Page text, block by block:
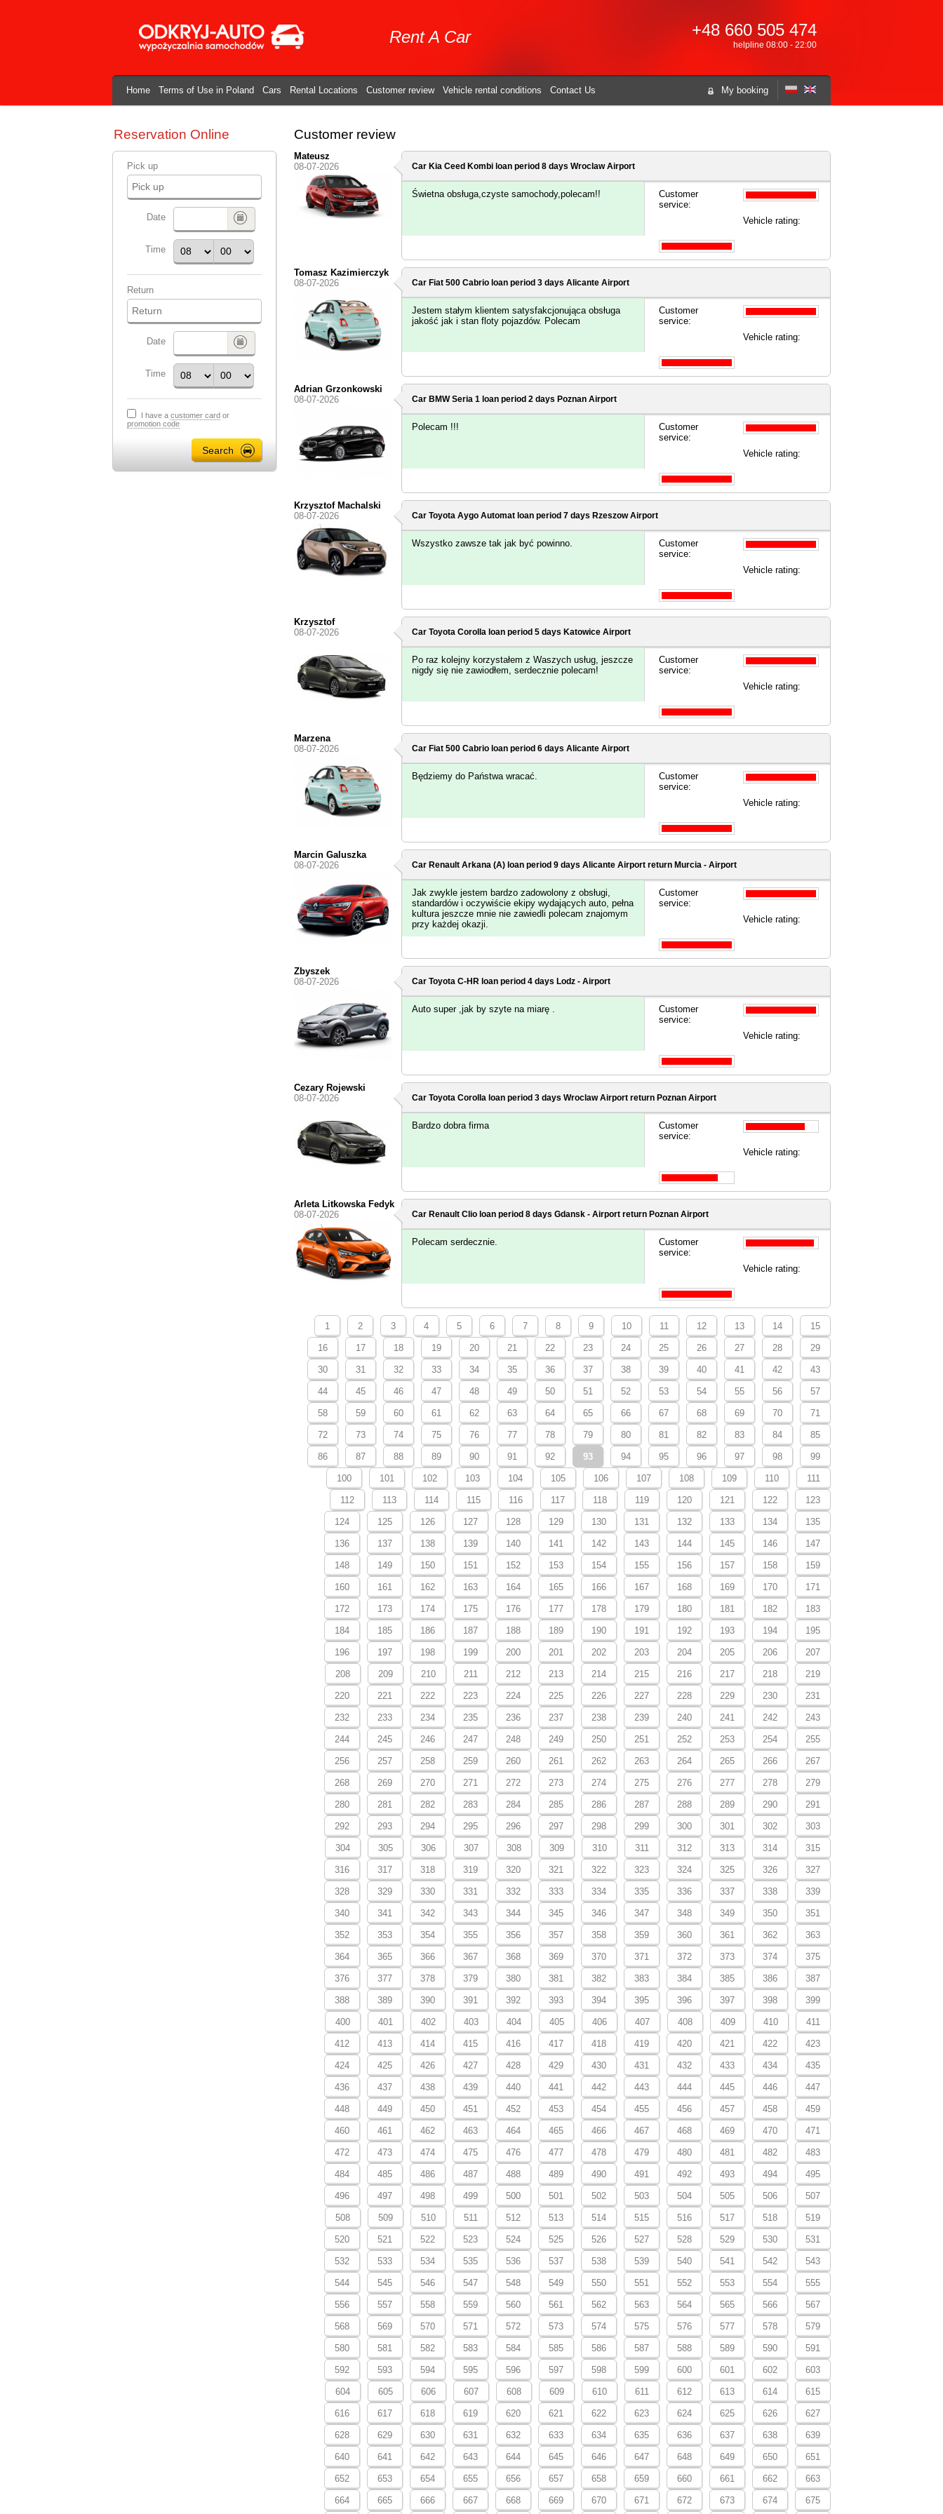
Rent A Car +48 660 505 474
helpline 08:00 - 22:00
My booking
Home Terms of Use in Poland Cars Rental Locations Customer review Vehicle rental conditions Contact Us
Reservation Online
Pick up
Date
Time
Return
Date
Time
I have a customer card or
promotion code
Customer review
Mateusz
08-07-2026
Car Kia Ceed Kombi loan period 8 days Wroclaw Airport
Świetna obsługa,czyste samochody,polecam!!
Customer
service:
Vehicle rating:
Tomasz Kazimierczyk
08-07-2026
Car Fiat 500 Cabrio loan period 3 days Alicante Airport
Jestem stałym klientem satysfakcjonująca obsługa
jakość jak i stan floty pojazdów. Polecam
Customer
service:
Vehicle rating:
Adrian Grzonkowski
08-07-2026
Car BMW Seria 1 loan period 2 days Poznan Airport
Polecam !!!
Customer
service:
Vehicle rating:
Krzysztof Machalski
08-07-2026
Car Toyota Aygo Automat loan period 7 days Rzeszow Airport
Wszystko zawsze tak jak być powinno.
Customer
service:
Vehicle rating:
Krzysztof
08-07-2026
Car Toyota Corolla loan period 5 days Katowice Airport
Po raz kolejny korzystałem z Waszych usług, jeszcze
nigdy się nie zawiodłem, serdecznie polecam!
Customer
service:
Vehicle rating:
Marzena
08-07-2026
Car Fiat 500 Cabrio loan period 6 days Alicante Airport
Będziemy do Państwa wracać.
Customer
service:
Vehicle rating:
Marcin Galuszka
08-07-2026
Car Renault Arkana (A) loan period 9 days Alicante Airport return Murcia - Airport
Jak zwykle jestem bardzo zadowolony z obsługi,
standardów i oczywiście ekipy wydających auto, pełna
kultura jeszcze mnie nie zawiedli polecam znajomym
przy każdej okazji.
Customer
service:
Vehicle rating:
Zbyszek
08-07-2026
Car Toyota C-HR loan period 4 days Lodz - Airport
Auto super ,jak by szyte na miarę .
Customer
service:
Vehicle rating:
Cezary Rojewski
08-07-2026
Car Toyota Corolla loan period 3 days Wroclaw Airport return Poznan Airport
Bardzo dobra firma
Customer
service:
Vehicle rating:
Arleta Litkowska Fedyk
08-07-2026
Car Renault Clio loan period 8 days Gdansk - Airport return Poznan Airport
Polecam serdecznie.
Customer
service:
Vehicle rating:
1 2 3 4 5 6 7 8 9 10 11 12 13 14 15
16 17 18 19 20 21 22 23 24 25 26 27 28 29
30 31 32 33 34 35 36 37 38 39 40 41 42 43
44 45 46 47 48 49 50 51 52 53 54 55 56 57
58 59 60 61 62 63 64 65 66 67 68 69 70 71
72 73 74 75 76 77 78 79 80 81 82 83 84 85
86 87 88 89 90 91 92 93 94 95 96 97 98 99
100 101 102 103 104 105 106 107 108 109 110 111
112 113 114 115 116 117 118 119 120 121 122 123
124 125 126 127 128 129 130 131 132 133 134 135
136 137 138 139 140 141 142 143 144 145 146 147
148 149 150 151 152 153 154 155 156 157 158 159
160 161 162 163 164 165 166 167 168 169 170 171
172 173 174 175 176 177 178 179 180 181 182 183
184 185 186 187 188 189 190 191 192 193 194 195
196 197 198 199 200 201 202 203 204 205 206 207
208 209 210 211 212 213 214 215 216 217 218 219
220 221 222 223 224 225 226 227 228 229 230 231
232 233 234 235 236 237 238 239 240 241 242 243
244 245 246 247 248 249 250 251 252 253 254 255
256 257 258 259 260 261 262 263 264 265 266 267
268 269 270 271 272 273 274 275 276 277 278 279
280 281 282 283 284 285 286 287 288 289 290 291
292 293 294 295 296 297 298 299 300 301 302 303
304 305 306 307 308 309 310 311 312 313 314 315
316 317 318 319 320 321 322 323 324 325 326 327
328 329 330 331 332 333 334 335 336 337 338 339
340 341 342 343 344 345 346 347 348 349 350 351
352 353 354 355 356 357 358 359 360 361 362 363
364 365 366 367 368 369 370 371 372 373 374 375
376 377 378 379 380 381 382 383 384 385 386 387
388 389 390 391 392 393 394 395 396 397 398 399
400 401 402 403 404 405 406 407 408 409 410 411
412 413 414 415 416 417 418 419 420 421 422 423
424 425 426 427 428 429 430 431 432 433 434 435
436 437 438 439 440 441 442 443 444 445 446 447
448 449 450 451 452 453 454 455 456 457 458 459
460 461 462 463 464 465 466 467 468 469 470 471
472 473 474 475 476 477 478 479 480 481 482 483
484 485 486 487 488 489 490 491 492 493 494 495
496 497 498 499 500 501 502 503 504 505 506 507
508 509 510 511 512 513 514 515 516 517 518 519
520 521 522 523 524 525 526 527 528 529 530 531
532 533 534 535 536 537 538 539 540 541 542 543
544 545 546 547 548 549 550 551 552 553 554 555
556 557 558 559 560 561 562 563 564 565 566 567
568 569 570 571 572 573 574 575 576 577 578 579
580 581 582 583 584 585 586 587 588 589 590 591
592 593 594 595 596 597 598 599 600 601 602 603
604 605 606 607 608 609 610 611 612 613 614 615
616 617 618 619 620 621 622 623 624 625 626 627
628 629 630 631 632 633 634 635 636 637 638 639
640 641 642 643 644 645 646 647 648 649 650 651
652 653 654 655 656 657 658 659 660 661 662 663
664 665 666 667 668 669 670 671 672 673 674 675